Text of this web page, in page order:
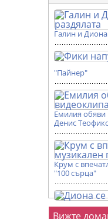
Галин и Диона
"Пайнер"
Емилия обяви
Денис
Крум с
"100 сърца"
Вижте